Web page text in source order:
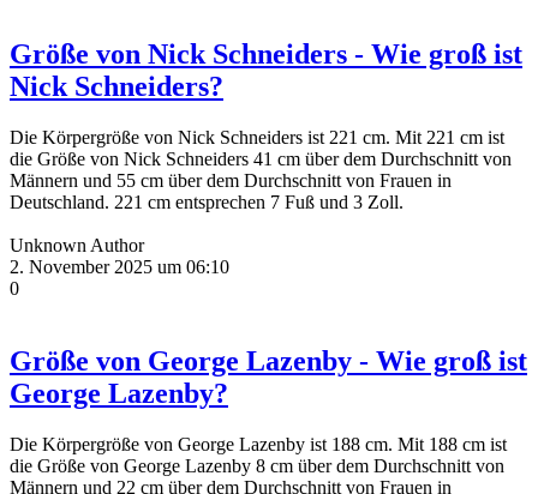
Größe von Nick Schneiders - Wie groß ist
Nick Schneiders?
Die Körpergröße von Nick Schneiders ist 221 cm. Mit 221 cm ist
die Größe von Nick Schneiders 41 cm über dem Durchschnitt von
Männern und 55 cm über dem Durchschnitt von Frauen in
Deutschland. 221 cm entsprechen 7 Fuß und 3 Zoll.
Unknown Author
2. November 2025 um 06:10
0
Größe von George Lazenby - Wie groß ist
George Lazenby?
Die Körpergröße von George Lazenby ist 188 cm. Mit 188 cm ist
die Größe von George Lazenby 8 cm über dem Durchschnitt von
Männern und 22 cm über dem Durchschnitt von Frauen in